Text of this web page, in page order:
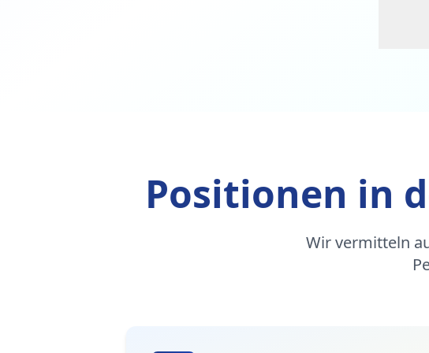
Positionen in
Wir vermitteln